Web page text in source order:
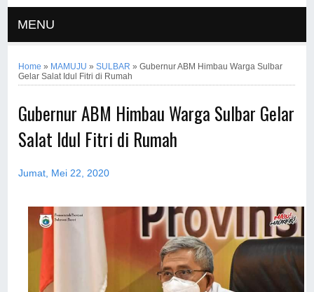
MENU
Home » MAMUJU »SULBAR »Gubernur ABM Himbau Warga Sulbar
Gelar Salat Idul Fitri di Rumah
Gubernur ABM Himbau Warga Sulbar Gelar
Salat Idul Fitri di Rumah
Jumat, Mei 22, 2020